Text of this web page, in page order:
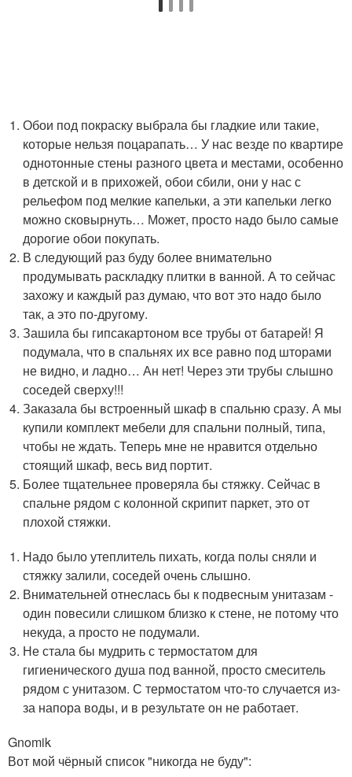
Обои под покраску выбрала бы гладкие или такие,
которые нельзя поцарапать… У нас везде по квартире
однотонные стены разного цвета и местами, особенно
в детской и в прихожей, обои сбили, они у нас с
рельефом под мелкие капельки, а эти капельки легко
можно сковырнуть… Может, просто надо было самые
дорогие обои покупать.
В следующий раз буду более внимательно
продумывать раскладку плитки в ванной. А то сейчас
захожу и каждый раз думаю, что вот это надо было
так, а это по-другому.
Зашила бы гипсакартоном все трубы от батарей! Я
подумала, что в спальнях их все равно под шторами
не видно, и ладно… Ан нет! Через эти трубы слышно
соседей сверху!!!
Заказала бы встроенный шкаф в спальню сразу. А мы
купили комплект мебели для спальни полный, типа,
чтобы не ждать. Теперь мне не нравится отдельно
стоящий шкаф, весь вид портит.
Более тщательнее проверяла бы стяжку. Сейчас в
спальне рядом с колонной скрипит паркет, это от
плохой стяжки.
Надо было утеплитель пихать, когда полы сняли и
стяжку залили, соседей очень слышно.
Внимательней отнеслась бы к подвесным унитазам -
один повесили слишком близко к стене, не потому что
некуда, а просто не подумали.
Не стала бы мудрить с термостатом для
гигиенического душа под ванной, просто смеситель
рядом с унитазом. С термостатом что-то случается из-
за напора воды, и в результате он не работает.
Gnomik
Вот мой чёрный список "никогда не буду":